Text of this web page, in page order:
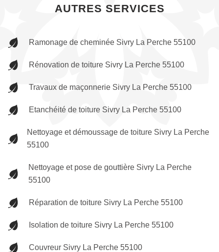
AUTRES SERVICES
Ramonage de cheminée Sivry La Perche 55100
Rénovation de toiture Sivry La Perche 55100
Travaux de maçonnerie Sivry La Perche 55100
Etanchéité de toiture Sivry La Perche 55100
Nettoyage et démoussage de toiture Sivry La Perche
55100
Nettoyage et pose de gouttière Sivry La Perche
55100
Réparation de toiture Sivry La Perche 55100
Isolation de toiture Sivry La Perche 55100
Couvreur Sivry La Perche 55100